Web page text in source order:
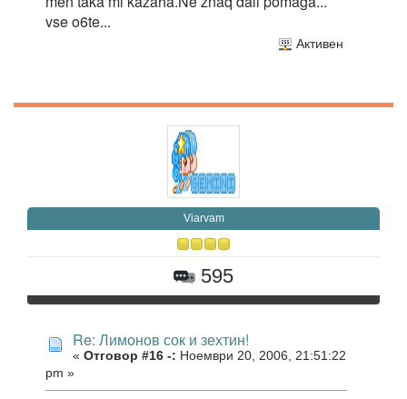
vse o6te...
Активен
Viarvam
595
Re: Лимонов сок и зехтин!
« Отговор #16 -: Ноември 20, 2006, 21:51:22
pm »